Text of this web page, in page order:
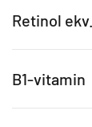
Retinol ekv.
B1-vitamin